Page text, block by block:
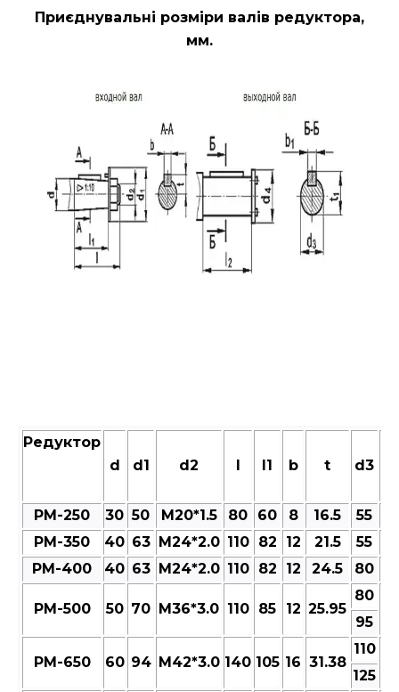
Приєднувальні розміри валів редуктора,
мм.
Редуктор
d
d1 d2 l l1 b t d3
РМ-250 30 50 M20*1.5 80 60 8 16.5 55
РМ-350
40 63 M24*2.0 110 82 12 21.5 55
РМ-400
40 63 M24*2.0 110 82 12 24.5 80
РМ-500 50 70 M36*3.0 110 85 12 25.95
80
95
РМ-650 60 94 M42*3.0 140 105 16 31.38
110
125